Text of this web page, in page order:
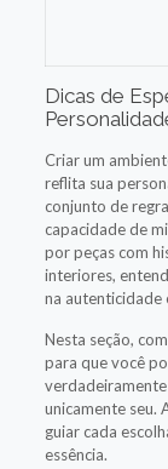
Dicas de
Criar um
reflita sua
conjunto de
capacidade de
por peças com
interiores,
na autenticidade
Nesta seção,
para que você
unicamente seu.
guiar cada
essência.